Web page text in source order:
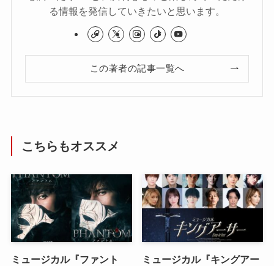
る情報を発信していきたいと思います。
この著者の記事一覧へ
こちらもオススメ
ミュージカル『ファント
ミュージカル『キングアー